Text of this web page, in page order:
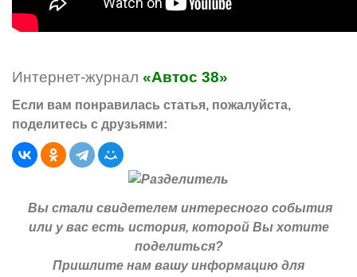
Интернет-журнал «Автос 38»
Если вам понравилась статья, пожалуйста,
поделитесь с друзьями:
Вы стали свидетелем интересного события
или у вас есть история, которой Вы хотите
поделиться?
Пришлите нам вашу информацию для